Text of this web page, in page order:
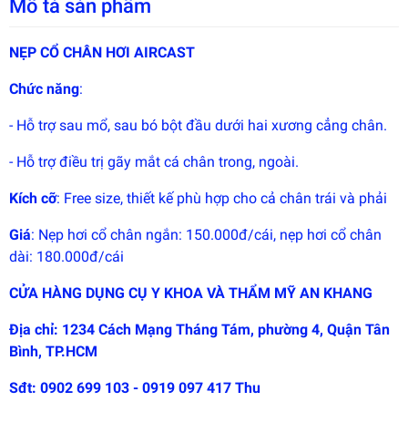
Mô tả sản phẩm
NẸP CỔ CHÂN HƠI AIRCAST
Chức năng:
- Hỗ trợ sau mổ, sau bó bột đầu dưới hai xương cẳng chân.
- Hỗ trợ điều trị gãy mắt cá chân trong, ngoài.
Kích cỡ: Free size, thiết kế phù hợp cho cả chân trái và phải
Giá: Nẹp hơi cổ chân ngắn: 150.000đ/cái, nẹp hơi cổ chân
dài: 180.000đ/cái
CỬA HÀNG DỤNG CỤ Y KHOA VÀ THẨM MỸ AN KHANG
Địa chỉ: 1234 Cách Mạng Tháng Tám, phường 4, Quận Tân
Bình, TP.HCM
Sđt: 0902 699 103 - 0919 097 417 Thu